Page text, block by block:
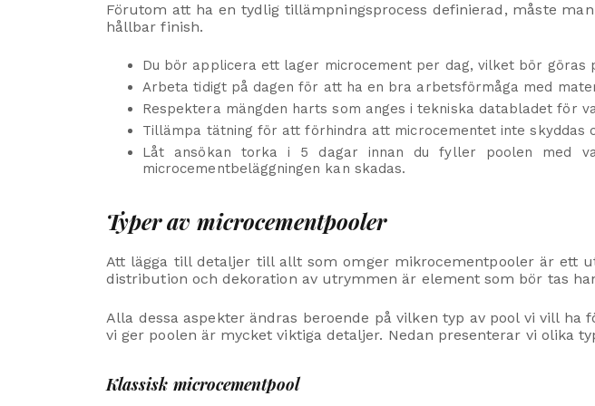
Förutom att ha en tydlig tillämpningsprocess definierad, måste
hållbar finish.
Du bör applicera ett lager microcement per dag, vilket bör göras
Arbeta tidigt på dagen för att ha en bra arbetsförmåga med
Respektera mängden harts som anges i tekniska databladet för
Tillämpa tätning för att förhindra att microcementet inte skyddas
Låt ansökan torka i 5 dagar innan du fyller poolen med
microcementbeläggningen kan skadas.
Typer av microcementpooler
Att lägga till detaljer till allt som omger mikrocementpooler är ett
distribution och dekoration av utrymmen är element som bör tas
Alla dessa aspekter ändras beroende på vilken typ av pool vi vill
vi ger poolen är mycket viktiga detaljer. Nedan presenterar vi olika
Klassisk microcementpool